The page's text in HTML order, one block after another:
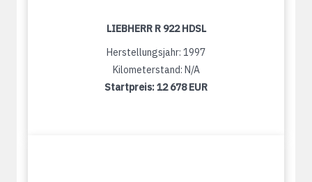
LIEBHERR R 922 HDSL
Herstellungsjahr: 1997
Kilometerstand: N/A
Startpreis:12 678 EUR